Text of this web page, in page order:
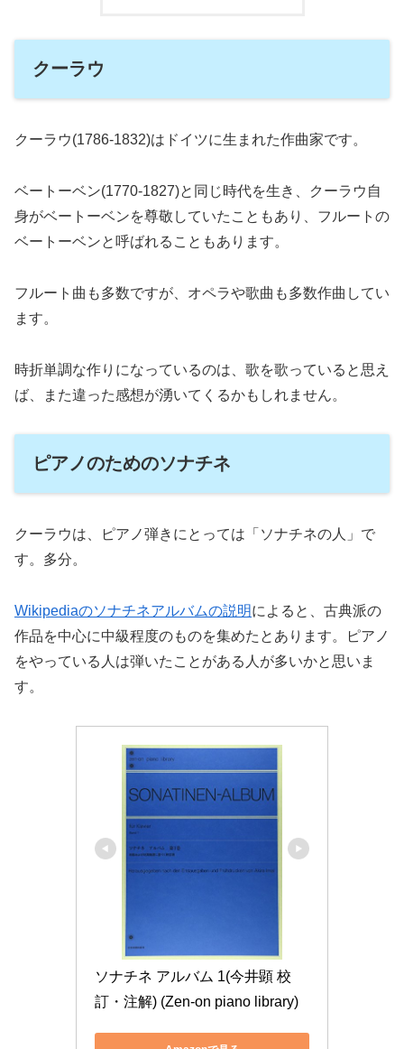
クーラウ
クーラウ(1786-1832)はドイツに生まれた作曲家です。
ベートーベン(1770-1827)と同じ時代を生き、クーラウ自
身がベートーベンを尊敬していたこともあり、フルートの
ベートーベンと呼ばれることもあります。
フルート曲も多数ですが、オペラや歌曲も多数作曲してい
ます。
時折単調な作りになっているのは、歌を歌っていると思え
ば、また違った感想が湧いてくるかもしれません。
ピアノのためのソナチネ
クーラウは、ピアノ弾きにとっては「ソナチネの人」で
す。多分。
Wikipediaのソナチネアルバムの説明によると、古典派の
作品を中心に中級程度のものを集めたとあります。ピアノ
をやっている人は弾いたことがある人が多いかと思いま
す。
ソナチネ アルバム 1(今井顕 校
訂・注解) (Zen-on piano library)